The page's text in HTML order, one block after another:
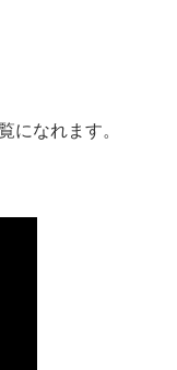
になれます。